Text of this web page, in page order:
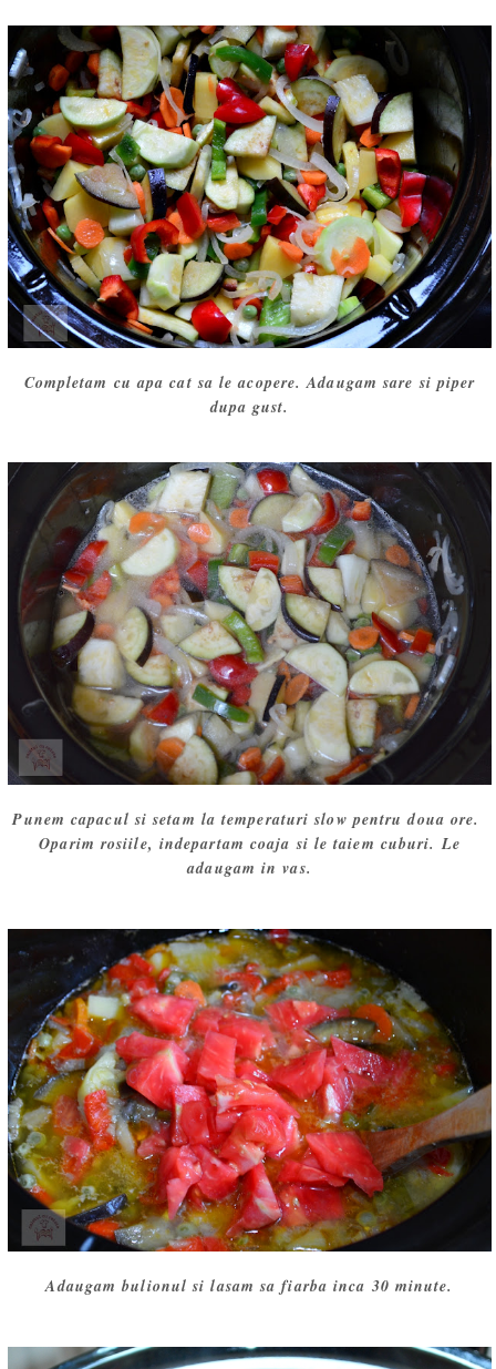
Completam cu apa cat sa le acopere. Adaugam sare si piper
dupa gust.
Punem capacul si setam la temperaturi slow pentru doua ore.
Oparim rosiile, indepartam coaja si le taiem cuburi. Le
adaugam in vas.
Adaugam bulionul si lasam sa fiarba inca 30 minute.